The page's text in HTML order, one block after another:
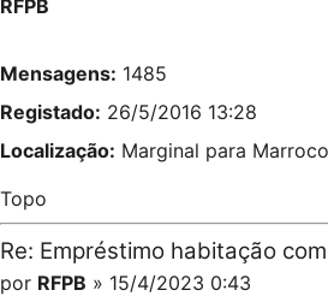
RFPB
Mensagens: 1485
Registado: 26/5/2016 13:28
Localização: Marginal para
Topo
Re: Empréstimo habitação
por RFPB » 15/4/2023 0:43